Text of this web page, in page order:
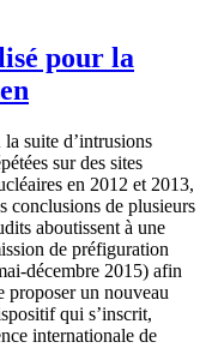
pour la
la suite d’intrusions
sur des sites
en 2012 et 2013,
conclusions de plusieurs
aboutissent à une
de préfiguration
décembre 2015) afin
proposer un nouveau
qui s’inscrit,
internationale de